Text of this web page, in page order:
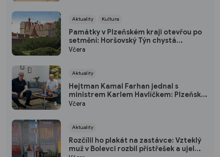
Aktuality Kultura
Památky v Plzeňském kraji otevřou po
setmění: Horšovský Týn chystá
japonský program, Rabí osvítí svíčky
Včera
Aktuality
Hejtman Kamal Farhan jednal s
ministrem Karlem Havlíčkem: Plzeňský
kraj chce sázet na inovace a
Včera
Aktuality
Rozčílil ho plakát na zastávce: Vzteklý
muž v Bolevci rozbil přístřešek a ujel